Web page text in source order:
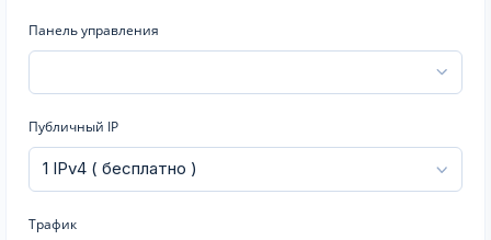
Панель управления
Публичный IP
Трафик